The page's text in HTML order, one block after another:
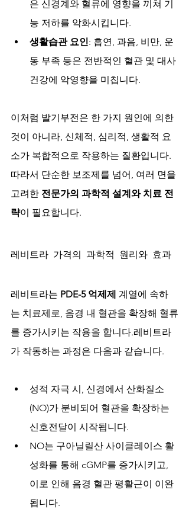
은 신경계와 혈류에 영향을 끼쳐 기
능 저하를 악화시킵니다.
생활습관 요인: 흡연, 과음, 비만, 운
동 부족 등은 전반적인 혈관 및 대사
건강에 악영향을 미칩니다.
이처럼 발기부전은 한 가지 원인에 의한
것이 아니라, 신체적, 심리적, 생활적 요
소가 복합적으로 작용하는 질환입니다.
따라서 단순한 보조제를 넘어, 여러 면을
고려한 전문가의 과학적 설계와 치료 전
략이 필요합니다.
레비트라 가격의 과학적 원리와 효과
레비트라는 PDE-5 억제제 계열에 속하
는 치료제로, 음경 내 혈관을 확장해 혈류
를 증가시키는 작용을 합니다.레비트라
가 작동하는 과정은 다음과 같습니다.
성적 자극 시, 신경에서 산화질소
(NO)가 분비되어 혈관을 확장하는
신호전달이 시작됩니다.
NO는 구아닐릴산 사이클레이스 활
성화를 통해 cGMP를 증가시키고,
이로 인해 음경 혈관 평활근이 이완
됩니다.